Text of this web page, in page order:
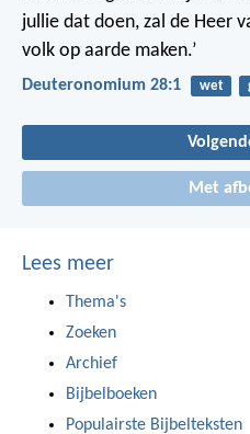
jullie dat doen, zal de Heer
volk op aarde maken.’
Deuteronomium 28:1 wet
Met
Lees meer
Thema's
Zoeken
Archief
Bijbelboeken
Populairste Bijbelteksten